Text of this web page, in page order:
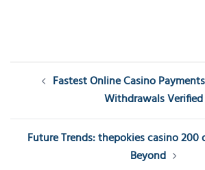
Post
navigationFastest Online Casino
Withdrawals Verified
Future Trends: thepokies casino
Beyond